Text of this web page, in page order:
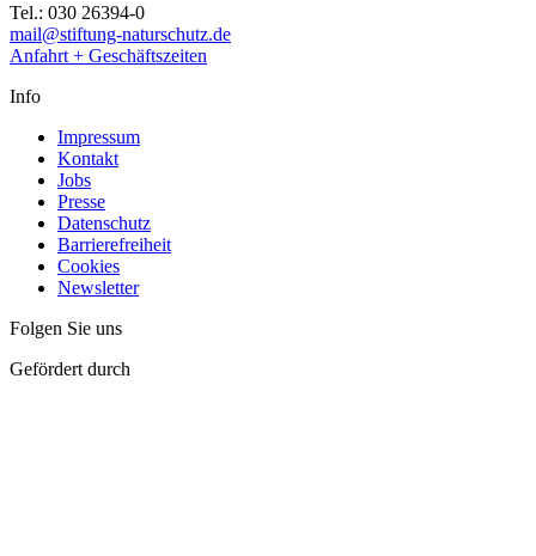
Tel.: 030 26394-0
mail@stiftung-naturschutz.de
Anfahrt + Geschäftszeiten
Info
Impressum
Kontakt
Jobs
Presse
Datenschutz
Barrierefreiheit
Cookies
Newsletter
Folgen Sie uns
Gefördert durch